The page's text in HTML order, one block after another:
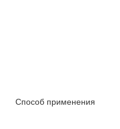
Способ применения